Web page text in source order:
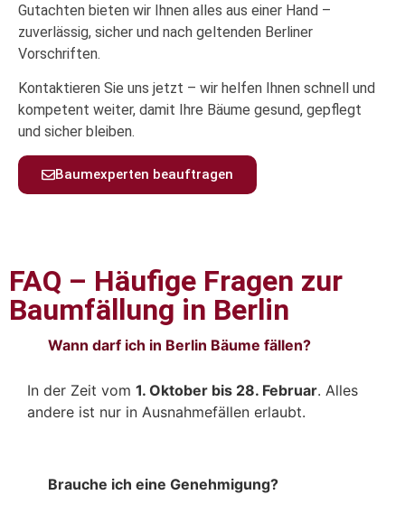
Gutachten bieten wir Ihnen alles aus einer Hand –
zuverlässig, sicher und nach geltenden Berliner
Vorschriften.
Kontaktieren Sie uns jetzt – wir helfen Ihnen schnell und
kompetent weiter, damit Ihre Bäume gesund, gepflegt
und sicher bleiben.
Baumexperten beauftragen
FAQ – Häufige Fragen zur
Baumfällung in Berlin
Wann darf ich in Berlin Bäume fällen?
In der Zeit vom 1. Oktober bis 28. Februar. Alles
andere ist nur in Ausnahmefällen erlaubt.
Brauche ich eine Genehmigung?